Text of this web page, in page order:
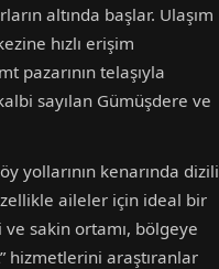
altında başlar. Ulaşım
hızlı erişim
pazarının telaşıyla
sayılan Gümüşdere ve
yollarının kenarında dizili
aileler için ideal bir
ve sakin ortamı, bölgeye
hizmetlerini araştıranlar